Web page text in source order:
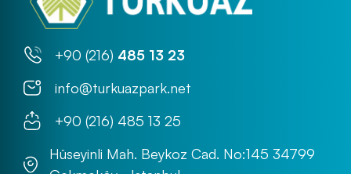
+90 (216) 485 13 23
info@turkuazpark.net
+90 (216) 485 13 25
Hüseyinli Mah. Beykoz Cad. No:145 34799